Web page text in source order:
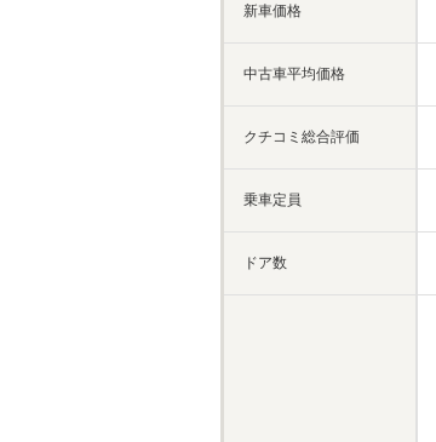
新車価格
中古車平均価格
クチコミ総合評価
乗車定員
ドア数